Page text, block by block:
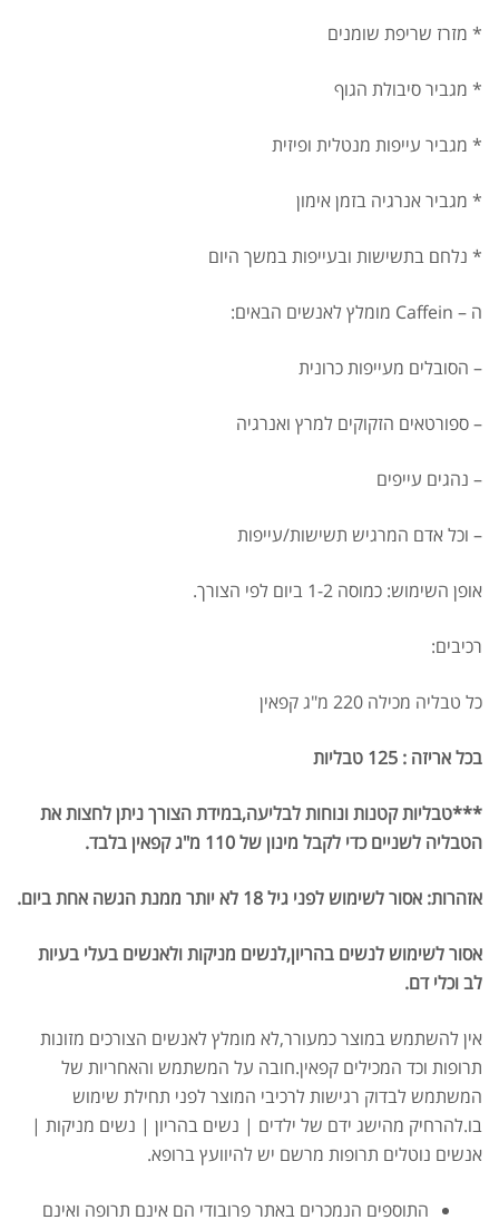
* מזרז שריפת שומנים
* מגביר סיבולת הגוף
* מגביר עייפות מנטלית ופיזית
* מגביר אנרגיה בזמן אימון
* נלחם בתשישות ובעייפות במשך היום
ה – Caffein מומלץ לאנשים הבאים:
– הסובלים מעייפות כרונית
– ספורטאים הזקוקים למרץ ואנרגיה
– נהגים עייפים
– וכל אדם המרגיש תשישות/עייפות
אופן השימוש: כמוסה 1-2 ביום לפי הצורך.
רכיבים:
כל טבליה מכילה 220 מ"ג קפאין
בכל אריזה : 125 טבליות
***טבליות קטנות ונוחות לבליעה,במידת הצורך ניתן לחצות את
הטבליה לשניים כדי לקבל מינון של 110 מ"ג קפאין בלבד.
אזהרות: אסור לשימוש לפני גיל 18 לא יותר ממנת הגשה אחת ביום .
אסור לשימוש לנשים בהריון,לנשים מניקות ולאנשים בעלי בעיות
לב וכלי דם.
אין להשתמש במוצר כמעורר,לא מומלץ לאנשים הצורכים מזונות
תרופות וכד המכילים קפאין.חובה על המשתמש והאחריות של
המשתמש לבדוק רגישות לרכיבי המוצר לפני תחילת שימוש
בו.להרחיק מהישג ידם של ילדים | נשים בהריון | נשים מניקות |
אנשים נוטלים תרופות מרשם יש להיוועץ ברופא.
התוספים הנמכרים באתר פרובודי הם אינם תרופה ואינם
אבקת חלבון כשרה ₪320.00
₪239.00
שייקר מקצועי פרובודי לחלבון או גיינר